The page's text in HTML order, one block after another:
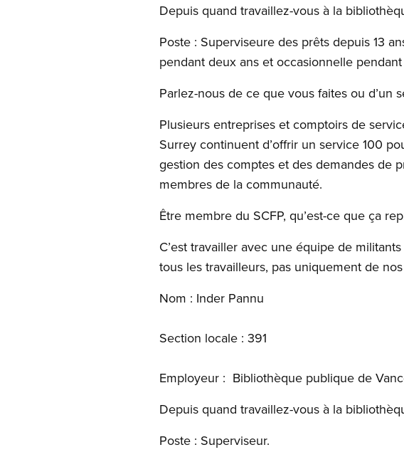
Depuis quand travaillez-vous à la
Poste : Superviseure des prêts depuis 13
pendant deux ans et occasionnelle pendant
Parlez-nous de ce que vous faites ou d’un
Plusieurs entreprises et comptoirs de
Surrey continuent d’offrir un service 100
gestion des comptes et des demandes de
membres de la communauté.
Être membre du SCFP, qu’est-ce que ça
C’est travailler avec une équipe de
tous les travailleurs, pas uniquement de
Nom : Inder Pannu
Section locale : 391
Employeur : Bibliothèque publique de
Depuis quand travaillez-vous à la
Poste : Superviseur.